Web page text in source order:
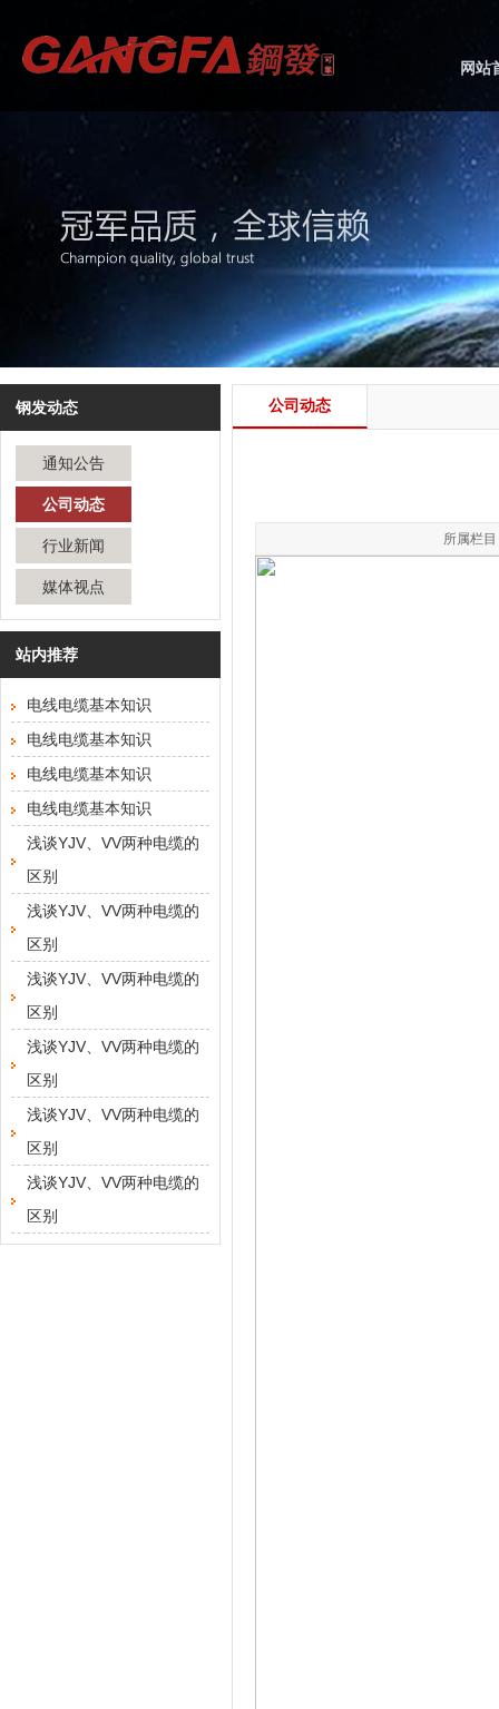
网站
钢发动态
通知公告
公司动态
行业新闻
媒体视点
站内推荐
电线电缆基本知识
电线电缆基本知识
电线电缆基本知识
电线电缆基本知识
浅谈YJV、VV两种电缆的
区别
浅谈YJV、VV两种电缆的
区别
浅谈YJV、VV两种电缆的
区别
浅谈YJV、VV两种电缆的
区别
浅谈YJV、VV两种电缆的
区别
浅谈YJV、VV两种电缆的
区别
公司动态
所属栏